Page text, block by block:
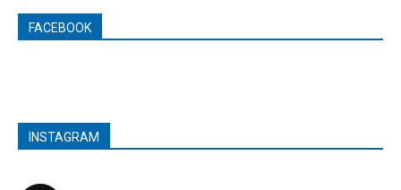
FACEBOOK
INSTAGRAM